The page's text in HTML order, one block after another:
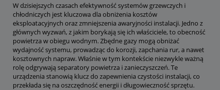
W dzisiejszych czasach efektywność systemów grzewczych i
chłodniczych jest kluczowa dla obniżenia kosztów
eksploatacyjnych oraz zmniejszenia awaryjności instalacji. Jedno z
głównych wyzwań, z jakim borykają się ich właściciele, to obecność
powietrza w obiegu wodnym. Zbędne gazy mogą obniżać
wydajność systemu, prowadząc do korozji, zapchania rur, a nawet
kosztownych napraw. Właśnie w tym kontekście niezwykle ważną
rolę odgrywają separatory powietrza i zanieczyszczeń. Te
urządzenia stanowią klucz do zapewnienia czystości instalacji, co
przekłada się na oszczędność energii i długowieczność sprzętu.